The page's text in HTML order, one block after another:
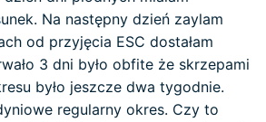
Na następny dzień zaylam
od przyjęcia ESC dostałam
3 dni było obfite że skrzepami
było jeszcze dwa tygodnie.
regularny okres. Czy to